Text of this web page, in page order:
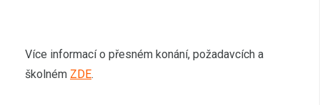
Více informací o přesném konání, požadavcích a
školném ZDE.